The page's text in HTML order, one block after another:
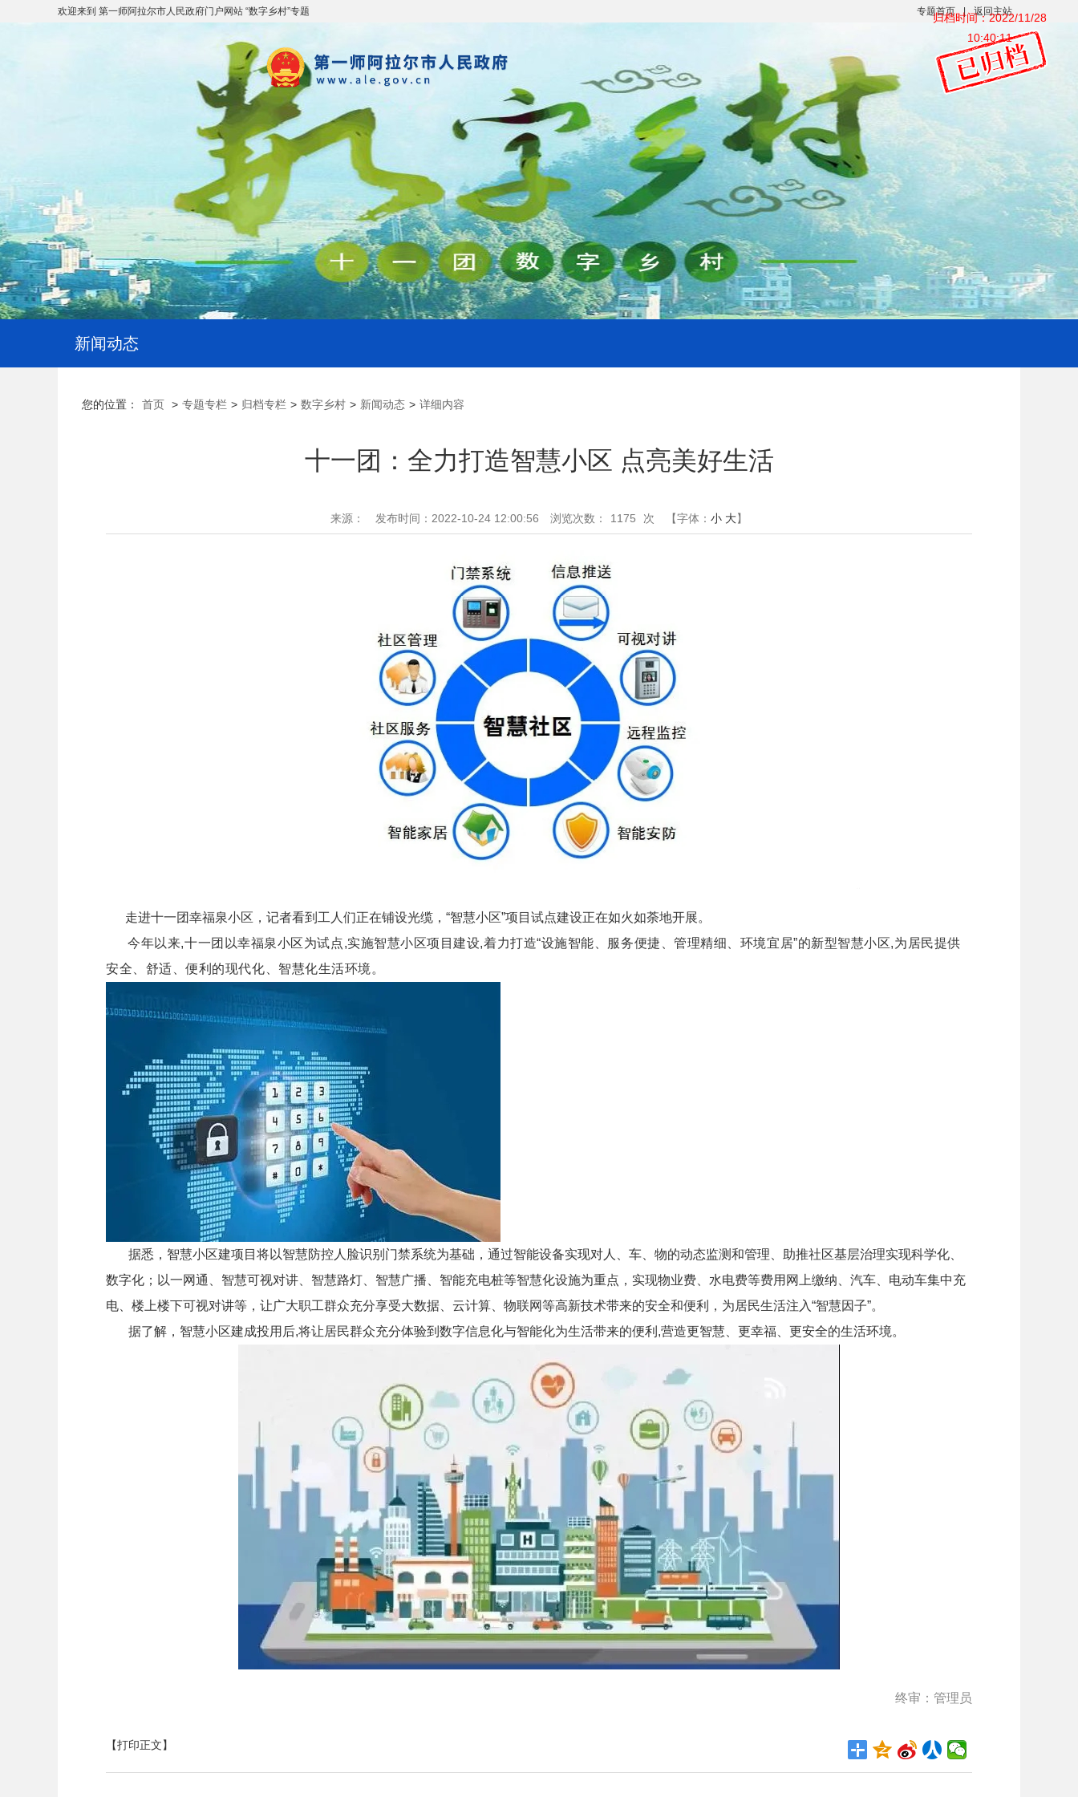
专题首页 | 返回主站
欢迎来到 第一师阿拉尔市人民政府门户网站 “数字乡村”专题
新闻动态
归档时间：2022/11/28
10:40:11
您的位置： 首页 > 专题专栏 > 归档专栏 > 数字乡村 > 新闻动态 > 详细内容
十一团：全力打造智慧小区 点亮美好生活
来源： 发布时间：2022-10-24 12:00:56 浏览次数： 1175 次 【字体： 小 大】
走进十一团幸福泉小区，记者看到工人们正在铺设光缆，“智慧小区”项目试点建设正在如火如荼地开展。
今年以来,十一团以幸福泉小区为试点,实施智慧小区项目建设,着力打造“设施智能、服务便捷、管理精细、环境宜居”的新型智慧小区,为居民提供
安全、舒适、便利的现代化、智慧化生活环境。
据悉，智慧小区建项目将以智慧防控人脸识别门禁系统为基础，通过智能设备实现对人、车、物的动态监测和管理、助推社区基层治理实现科学化、
数字化；以一网通、智慧可视对讲、智慧路灯、智慧广播、智能充电桩等智慧化设施为重点，实现物业费、水电费等费用网上缴纳、汽车、电动车集中充
电、楼上楼下可视对讲等，让广大职工群众充分享受大数据、云计算、物联网等高新技术带来的安全和便利，为居民生活注入“智慧因子”。
据了解，智慧小区建成投用后,将让居民群众充分体验到数字信息化与智能化为生活带来的便利,营造更智慧、更幸福、更安全的生活环境。
终审：管理员
【打印正文】